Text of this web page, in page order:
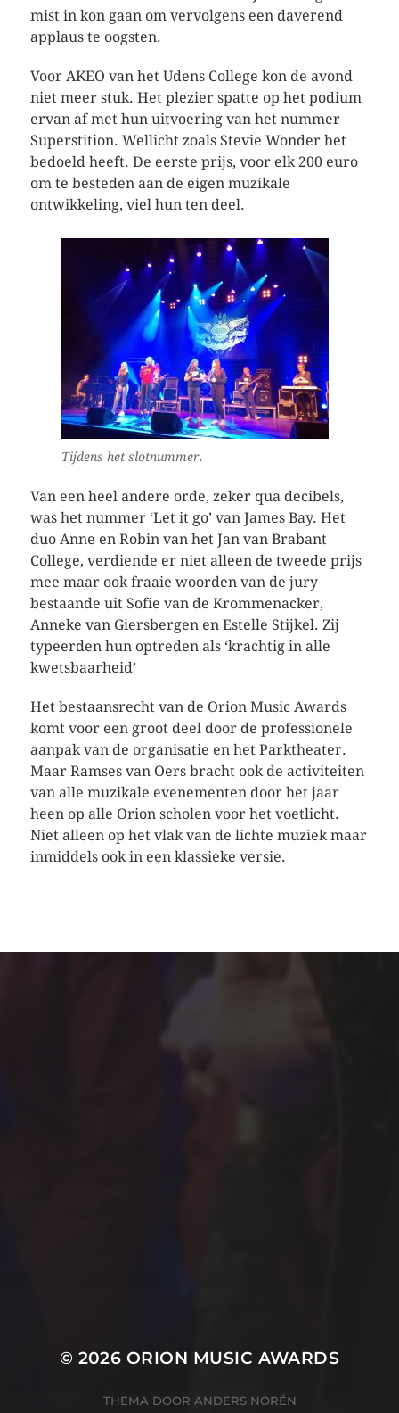
mist in kon gaan om vervolgens een daverend
applaus te oogsten.
Voor AKEO van het Udens College kon de avond
niet meer stuk. Het plezier spatte op het podium
ervan af met hun uitvoering van het nummer
Superstition. Wellicht zoals Stevie Wonder het
bedoeld heeft. De eerste prijs, voor elk 200 euro
om te besteden aan de eigen muzikale
ontwikkeling, viel hun ten deel.
Tijdens het slotnummer.
Van een heel andere orde, zeker qua decibels,
was het nummer ‘Let it go’ van James Bay. Het
duo Anne en Robin van het Jan van Brabant
College, verdiende er niet alleen de tweede prijs
mee maar ook fraaie woorden van de jury
bestaande uit Sofie van de Krommenacker,
Anneke van Giersbergen en Estelle Stijkel. Zij
typeerden hun optreden als ‘krachtig in alle
kwetsbaarheid’
Het bestaansrecht van de Orion Music Awards
komt voor een groot deel door de professionele
aanpak van de organisatie en het Parktheater.
Maar Ramses van Oers bracht ook de activiteiten
van alle muzikale evenementen door het jaar
heen op alle Orion scholen voor het voetlicht.
Niet alleen op het vlak van de lichte muziek maar
inmiddels ook in een klassieke versie.
© 2026 ORION MUSIC AWARDS
THEMA DOOR ANDERS NORÉN